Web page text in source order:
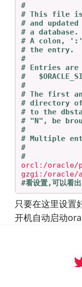
#
# This file is
# and
# a database.
# A colon,
# the entry.
#
# Entries
#
#
# The first
# directory
# to the
# "N", be
#
# Multiple
#
#
orcl:/oracle/
#看设置,可以看
只要在这里设置
开机自动启动